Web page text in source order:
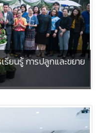
รียนรู้ การปลูกและขยาย